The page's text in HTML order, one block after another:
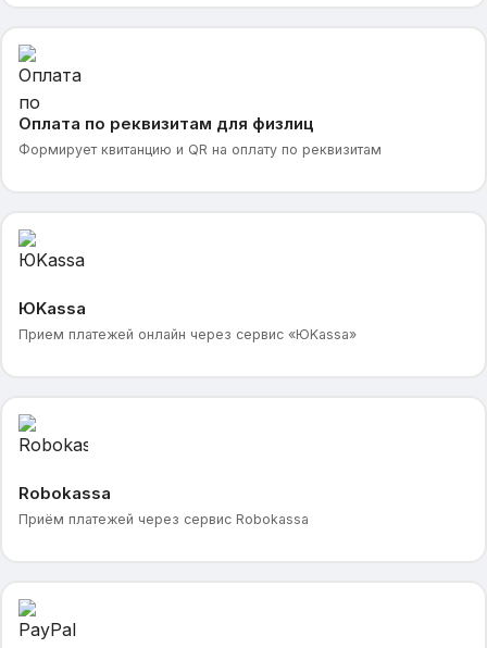
Оплата по реквизитам для физлиц
Формирует квитанцию и QR на оплату по реквизитам
ЮKassa
Прием платежей онлайн через сервис «ЮKassa»
Robokassa
Приём платежей через сервис Robokassa